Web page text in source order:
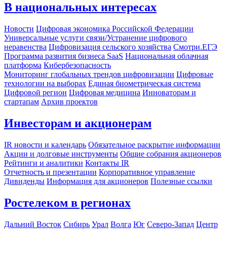
В национальных интересах
Новости Цифровая экономика Российской Федерации
Универсальные услуги связи/Устранение цифрового
неравенства Цифровизация сельского хозяйства Смотри.ЕГЭ
Программа развития бизнеса SaaS Национальная облачная
платформа Кибербезопасность
Мониторинг глобальных трендов цифровизации Цифровые
технологии на выборах Единая биометрическая система
Цифровой регион Цифровая медицина Инноваторам и
стартапам Архив проектов
Инвесторам и акционерам
IR новости и календарь Обязательное раскрытие информации
Акции и долговые инструменты Общие собрания акционеров
Рейтинги и аналитики Контакты IR
Отчетность и презентации Корпоративное управление
Дивиденды Информация для акционеров Полезные ссылки
Ростелеком в регионах
Дальний Восток Сибирь Урал Волга Юг Северо-Запад Центр